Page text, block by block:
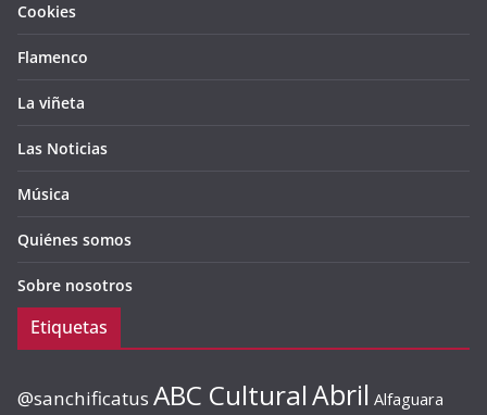
Cookies
Flamenco
La viñeta
Las Noticias
Música
Quiénes somos
Sobre nosotros
Etiquetas
@sanchificatus ABC CulturalAbril Alfaguara